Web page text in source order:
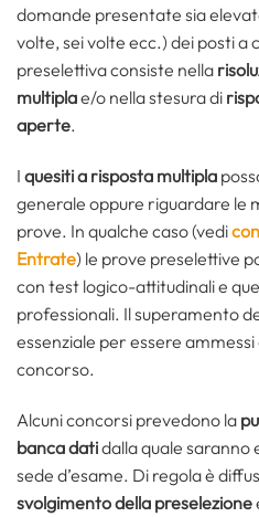
domande presentate sia
volte, sei volte ecc.) dei posti a
preselettiva consiste nella
multiplae/o nella stesura di
aperte.
I quesiti a risposta multipla
generale oppure riguardare le
prove. In qualche caso (vedi
Entrate) le prove preselettive
con test logico-attitudinali e
professionali. Il superamento
essenziale per essere
concorso.
Alcuni concorsi prevedono la
banca datidalla quale saranno
sede d’esame. Di regola è
svolgimento della preselezione